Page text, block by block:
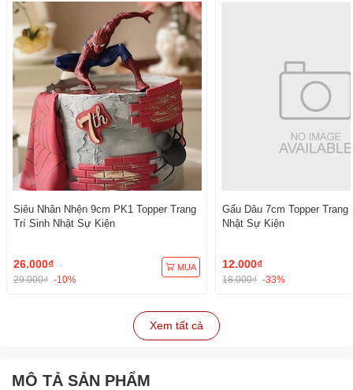
Siêu Nhân Nhện 9cm PK1 Topper Trang
Trí Sinh Nhật Sự Kiện
26.000₫
29.000₫ -10%
MUA
Gấu Dâu 7cm Topper Trang
Nhật Sự Kiện
12.000₫
18.000₫ -33%
Xem tất cả
MÔ TẢ SẢN PHẨM